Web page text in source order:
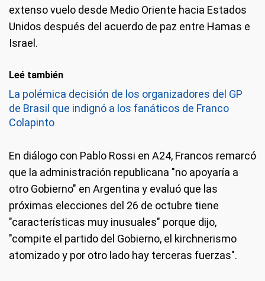
extenso vuelo desde Medio Oriente hacia Estados
Unidos después del acuerdo de paz entre Hamas e
Israel.
Leé también
La polémica decisión de los organizadores del GP
de Brasil que indignó a los fanáticos de Franco
Colapinto
En diálogo con Pablo Rossi en A24, Francos remarcó
que la administración republicana "no apoyaría a
otro Gobierno" en Argentina y evaluó que las
próximas elecciones del 26 de octubre tiene
"características muy inusuales" porque dijo,
"compite el partido del Gobierno, el kirchnerismo
atomizado y por otro lado hay terceras fuerzas".